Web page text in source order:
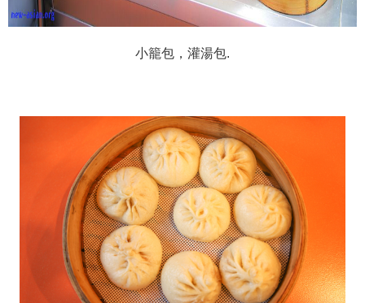
小籠包，灌湯包.